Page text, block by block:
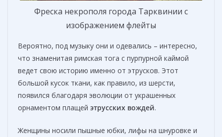
Фреска некрополя города Тарквинии с
изображением флейты
Вероятно, под музыку они и одевались – интересно,
что знаменитая римская тога с пурпурной каймой
ведет свою историю именно от этрусков. Этот
большой кусок ткани, как правило, из шерсти,
появился благодаря эволюции от украшенных
орнаментом плащей этрусских вождей.
Женщины носили пышные юбки, лифы на шнуровке и